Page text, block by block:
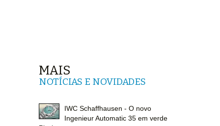
MAIS
NOTÍCIAS E NOVIDADES
IWC Schaffhausen - O novo
Ingenieur Automatic 35 em verde